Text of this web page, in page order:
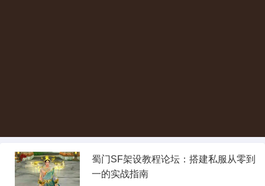
蜀门SF架设教程论坛：搭建私服从零到
一的实战指南